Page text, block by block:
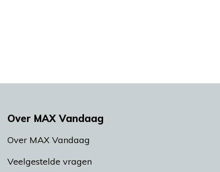
Over MAX Vandaag
Over MAX Vandaag
Veelgestelde vragen